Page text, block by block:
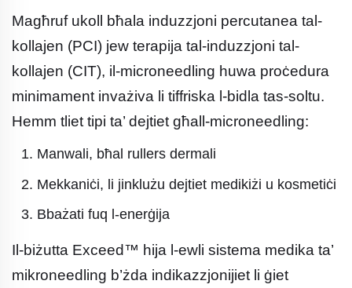
Magħruf ukoll bħala induzzjoni percutanea tal-
kollajen (PCI) jew terapija tal-induzzjoni tal-
kollajen (CIT), il-microneedling huwa proċedura
minimament invażiva li tiffriska l-bidla tas-soltu.
Hemm tliet tipi ta’ dejtiet għall-microneedling:
Manwali, bħal rullers dermali
Mekkaniċi, li jinklużu dejtiet medikiżi u kosmetiċi
Bbażati fuq l-enerġija
Il-biżutta Exceed™ hija l-ewli sistema medika ta’
mikroneedling b’żda indikazzjonijiet li ġiet